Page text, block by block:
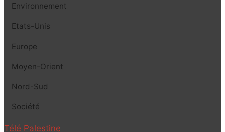
Environnement
Etats-Unis
Europe
Moyen-Orient
Nord-Sud
Société
Télé Palestine